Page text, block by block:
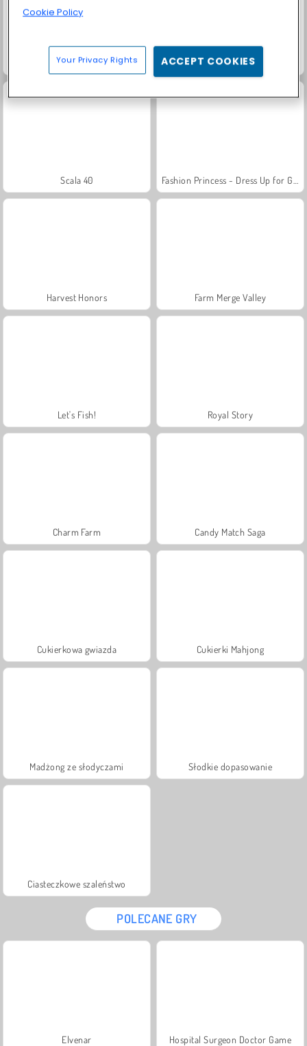
Trollface Quest: USA 2 Masha and the Bear: Meadows
Scala 40
Harvest Honors Farm Merge Valley
Let's Fish! Royal Story
Charm Farm Candy Match Saga
Cukierkowa gwiazda Cukierki Mahjong
Madżong ze słodyczami Słodkie dopasowanie
Ciasteczkowe szaleństwo
POLECANE GRY
Elvenar Hospital Surgeon Doctor Game
Cookie Policy
Your Privacy Rights ACCEPT COOKIES